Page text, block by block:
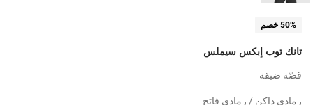
50% خصم
تانك توب إبكس سيملس
قصّة ضيقة
رمادي داكن / رمادي فاتح